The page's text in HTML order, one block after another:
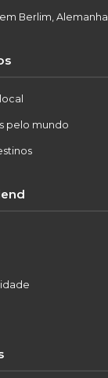
Berlim, Alemanha
pelo mundo